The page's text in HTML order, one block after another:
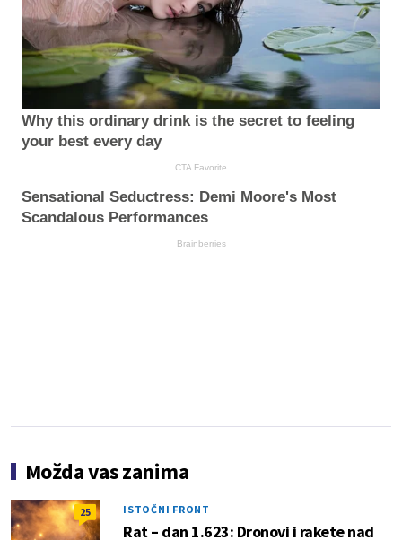
Why this ordinary drink is the secret to feeling
your best every day
CTA Favorite
Sensational Seductress: Demi Moore's Most
Scandalous Performances
Brainberries
Možda vas zanima
25 ISTOČNI FRONT
Rat – dan 1.623: Dronovi i rakete nad